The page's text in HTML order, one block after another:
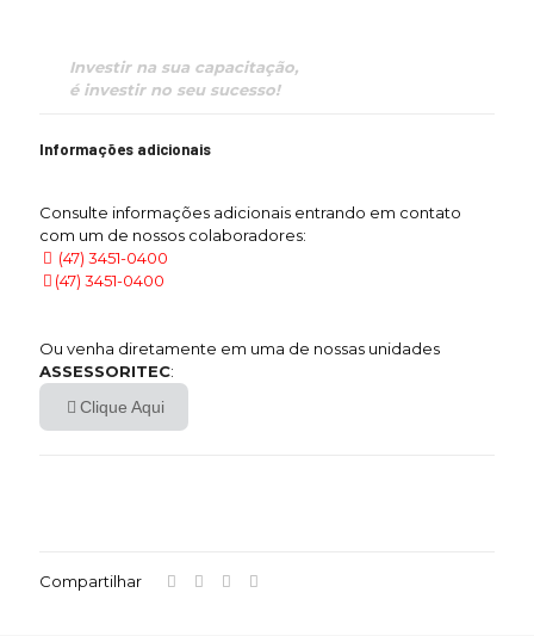
Investir na sua capacitação,
é investir no seu sucesso!
Informações adicionais
Consulte informações adicionais entrando em contato
com um de nossos colaboradores:
(47) 3451-0400
(47) 3451-0400
Ou venha diretamente em uma de nossas unidades
ASSESSORITEC:
Clique Aqui
Compartilhar